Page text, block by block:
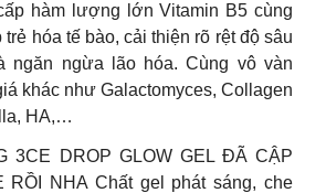
hàm lượng lớn Vitamin B5 cùng
hóa tế bào, cải thiện rõ rệt độ sâu
ngăn ngừa lão hóa. Cùng vô vàn
khác như Galactomyces, Collagen
HA,…
3CE DROP GLOW GEL ĐÃ CẬP
RỒI NHA Chất gel phát sáng, che